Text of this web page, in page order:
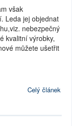
však
Leda jej objednat
nebezpečný
kvalitní výrobky,
můžete ušetřit
Celý článek